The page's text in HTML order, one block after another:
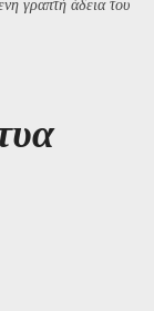
γραπτή άδεια του